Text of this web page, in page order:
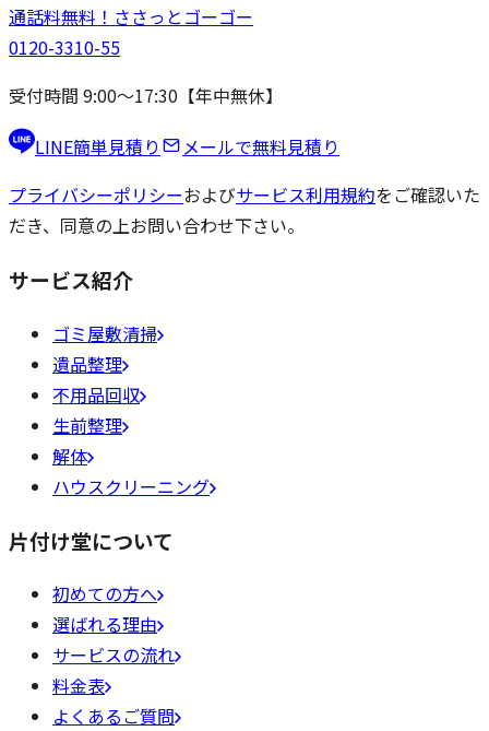
通話料無料！ ささっと ゴーゴー
0120-3310-55
受付時間 9:00〜17:30【年中無休】
LINE簡単見積り
メールで無料見積り
プライバシーポリシーおよびサービス利用規約をご確認いた
だき、同意の上お問い合わせ下さい。
サービス紹介
ゴミ屋敷清掃
遺品整理
不用品回収
生前整理
解体
ハウスクリーニング
片付け堂について
初めての方へ
選ばれる理由
サービスの流れ
料金表
よくあるご質問